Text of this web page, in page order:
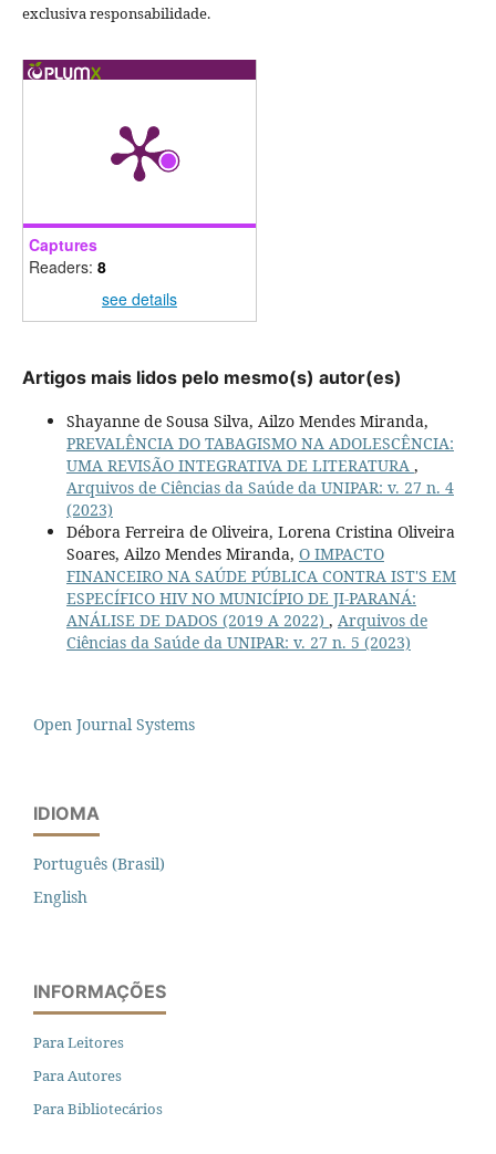
exclusiva responsabilidade.
Captures
Readers: 8
see details
Artigos mais lidos pelo mesmo(s) autor(es)
Shayanne de Sousa Silva, Ailzo Mendes Miranda,
PREVALÊNCIA DO TABAGISMO NA ADOLESCÊNCIA:
UMA REVISÃO INTEGRATIVA DE LITERATURA ,
Arquivos de Ciências da Saúde da UNIPAR: v. 27 n. 4
(2023)
Débora Ferreira de Oliveira, Lorena Cristina Oliveira
Soares, Ailzo Mendes Miranda, O IMPACTO
FINANCEIRO NA SAÚDE PÚBLICA CONTRA IST'S EM
ESPECÍFICO HIV NO MUNICÍPIO DE JI-PARANÁ:
ANÁLISE DE DADOS (2019 A 2022) , Arquivos de
Ciências da Saúde da UNIPAR: v. 27 n. 5 (2023)
Open Journal Systems
IDIOMA
Português (Brasil)
English
INFORMAÇÕES
Para Leitores
Para Autores
Para Bibliotecários